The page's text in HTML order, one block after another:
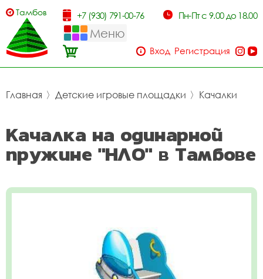
Тамбов +7 (930) 791-00-76 Пн-Пт с 9.00 до 18.00
Меню
Вход Регистрация
Главная 〉 Детские игровые площадки 〉 Качалки
Качалка на одинарной
пружине "НЛО" в Тамбове